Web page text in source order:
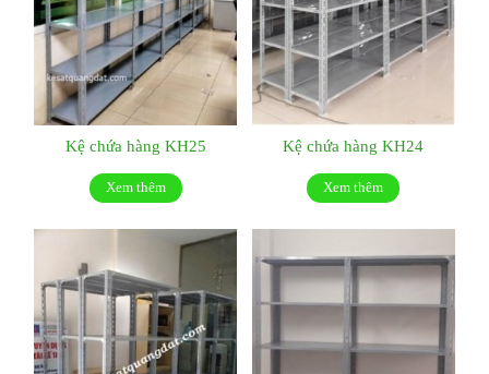
Kệ chứa hàng KH25
Xem thêm
Kệ chứa hàng KH24
Xem thêm